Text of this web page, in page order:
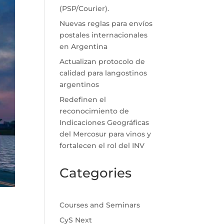
(PSP/Courier).
Nuevas reglas para envíos
postales internacionales
en Argentina
Actualizan protocolo de
calidad para langostinos
argentinos
Redefinen el
reconocimiento de
Indicaciones Geográficas
del Mercosur para vinos y
fortalecen el rol del INV
Categories
Courses and Seminars
CyS Next